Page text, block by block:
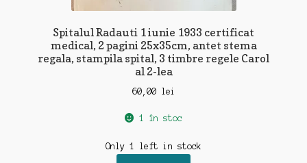
Spitalul Radauti 1 iunie 1933 certificat
medical, 2 pagini 25x35cm, antet stema
regala, stampila spital, 3 timbre regele Carol
al 2-lea
60,00 lei
1 în stoc
Only 1 left in stock